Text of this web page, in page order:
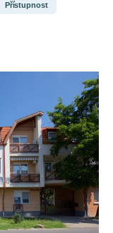
Přístupnost